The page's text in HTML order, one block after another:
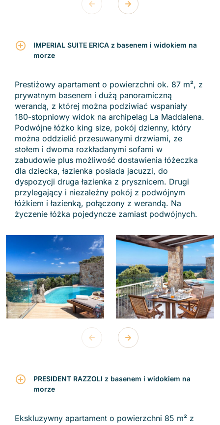
IMPERIAL SUITE ERICA z basenem i widokiem na
morze
Prestiżowy apartament o powierzchni ok. 87 m², z
prywatnym basenem i dużą panoramiczną
werandą, z której można podziwiać wspaniały
180-stopniowy widok na archipelag La Maddalena.
Podwójne łóżko king size, pokój dzienny, który
można oddzielić przesuwanymi drzwiami, ze
stołem i dwoma rozkładanymi sofami w
zabudowie plus możliwość dostawienia łóżeczka
dla dziecka, łazienka posiada jacuzzi, do
dyspozycji druga łazienka z prysznicem. Drugi
przylegający i niezależny pokój z podwójnym
łóżkiem i łazienką, połączony z werandą. Na
życzenie łóżka pojedyncze zamiast podwójnych.
PRESIDENT RAZZOLI z basenem i widokiem na
morze
Ekskluzywny apartament o powierzchni 85 m² z